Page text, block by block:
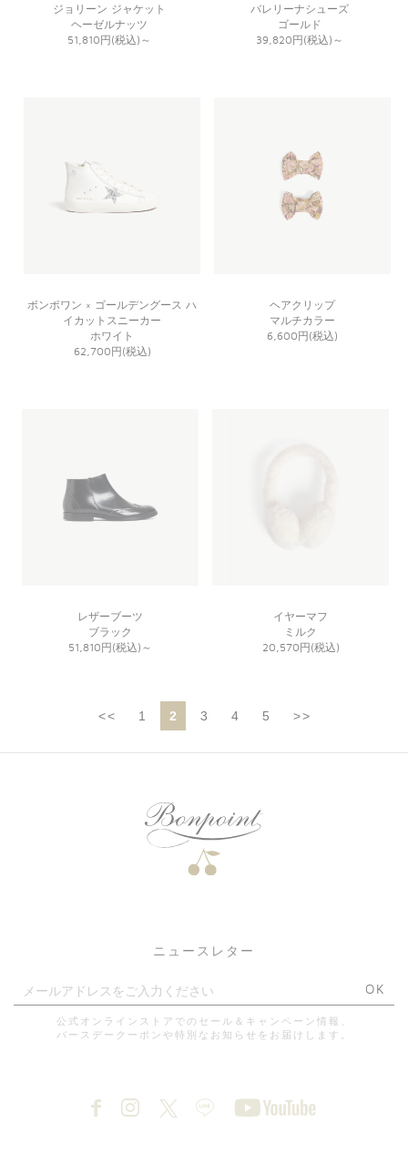
ジョリーン ジャケット
ヘーゼルナッツ
51,810円(税込) ～
バレリーナシューズ
ゴールド
39,820円(税込) ～
ボンポワン × ゴールデングース ハ
イカットスニーカー
ホワイト
62,700円(税込)
ヘアクリップ
マルチカラー
6,600円(税込)
レザーブーツ
ブラック
51,810円(税込) ～
イヤーマフ
ミルク
20,570円(税込)
<< 1 2 3 4 5 >>
ニュースレター
OK
公式オンラインストアでのセール＆キャンペーン情報、
バースデークーポンや特別なお知らせをお届けします。